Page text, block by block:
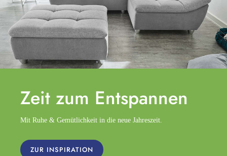
Zeit zum Entspannen
Mit Ruhe & Gemütlichkeit in die neue Jahreszeit.
ZUR INSPIRATION